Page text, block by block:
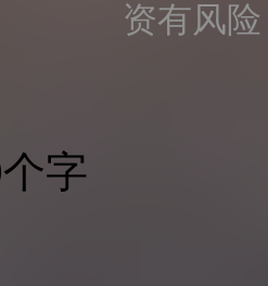
资有风
字